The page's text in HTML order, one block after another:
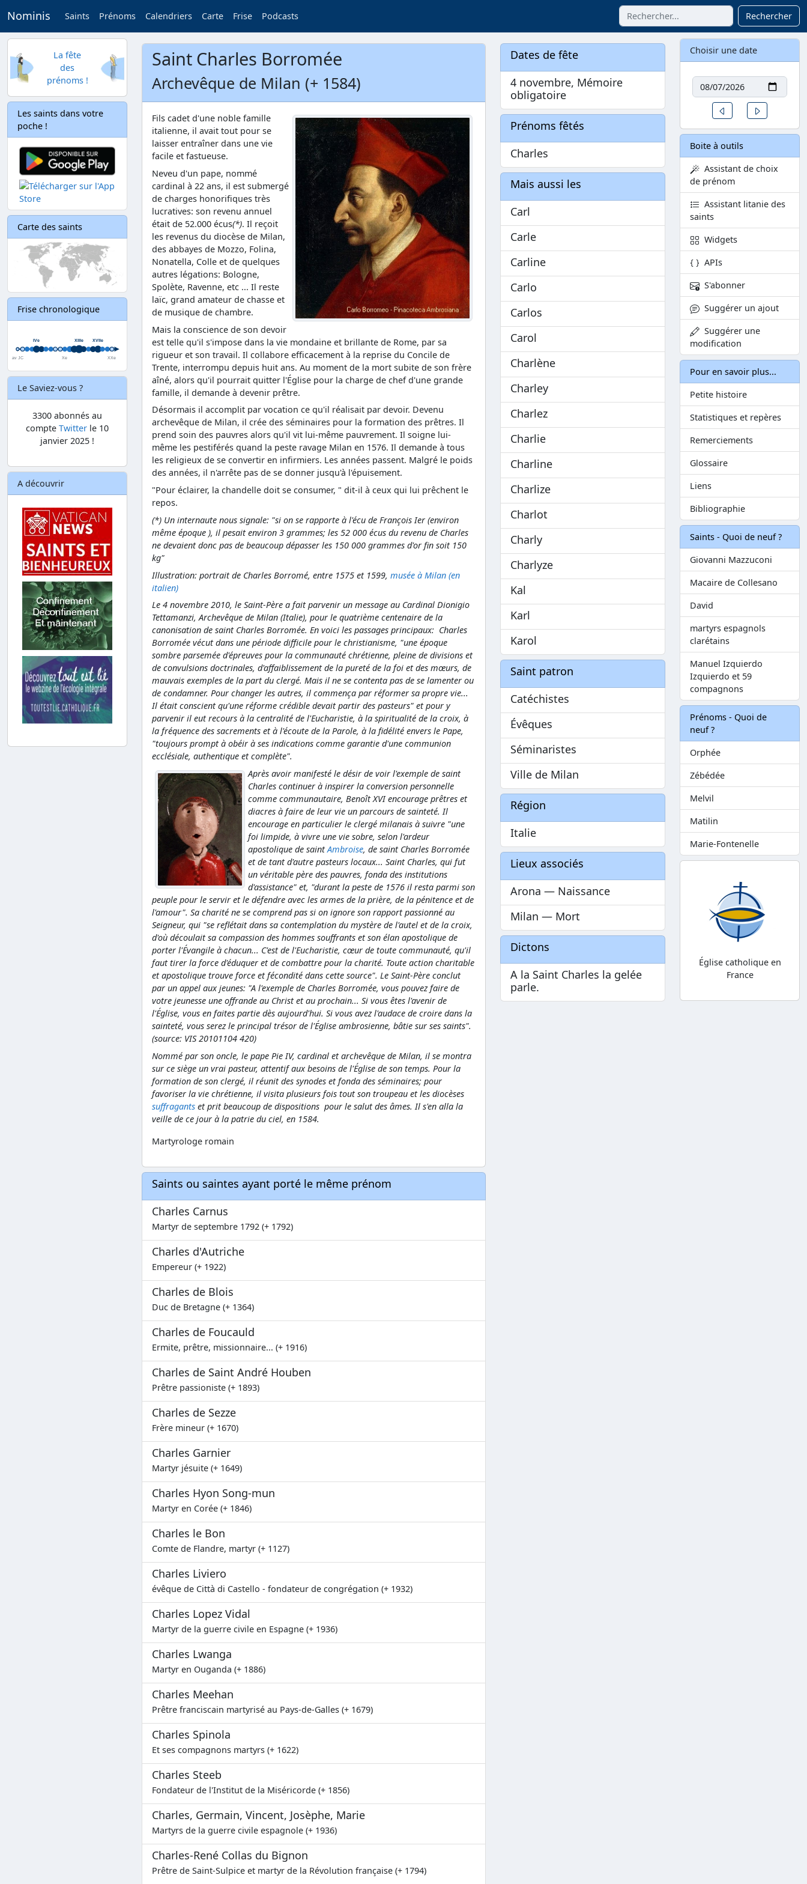
Nominis Saints Prénoms Calendriers Carte Frise Podcasts Rechercher
La fête
des
prénoms !
Les saints dans votre
poche !
Carte des saints
Frise chronologique
Le Saviez-vous ?
3300 abonnés au
compte Twitter le 10
janvier 2025 !
A découvrir
Saint Charles Borromée
Archevêque de Milan (+ 1584)
Fils cadet d'une noble famille
italienne, il avait tout pour se
laisser entraîner dans une vie
facile et fastueuse.
Neveu d'un pape, nommé
cardinal à 22 ans, il est submergé
de charges honorifiques très
lucratives: son revenu annuel
était de 52.000 écus(*). Il reçoit
les revenus du diocèse de Milan,
des abbayes de Mozzo, Folina,
Nonatella, Colle et de quelques
autres légations: Bologne,
Spolète, Ravenne, etc ... Il reste
laïc, grand amateur de chasse et
de musique de chambre.
Mais la conscience de son devoir
est telle qu'il s'impose dans la vie mondaine et brillante de Rome, par sa
rigueur et son travail. Il collabore efficacement à la reprise du Concile de
Trente, interrompu depuis huit ans. Au moment de la mort subite de son frère
aîné, alors qu'il pourrait quitter l'Église pour la charge de chef d'une grande
famille, il demande à devenir prêtre.
Désormais il accomplit par vocation ce qu'il réalisait par devoir. Devenu
archevêque de Milan, il crée des séminaires pour la formation des prêtres. Il
prend soin des pauvres alors qu'il vit lui-même pauvrement. Il soigne lui-
même les pestiférés quand la peste ravage Milan en 1576. Il demande à tous
les religieux de se convertir en infirmiers. Les années passent. Malgré le poids
des années, il n'arrête pas de se donner jusqu'à l'épuisement.
"Pour éclairer, la chandelle doit se consumer, " dit-il à ceux qui lui prêchent le
repos.
(*) Un internaute nous signale: "si on se rapporte à l'écu de François Ier (environ
même époque ), il pesait environ 3 grammes; les 52 000 écus du revenu de Charles
ne devaient donc pas de beaucoup dépasser les 150 000 grammes d'or fin soit 150
kg"
Illustration: portrait de Charles Borromé, entre 1575 et 1599, musée à Milan (en
italien)
Le 4 novembre 2010, le Saint-Père a fait parvenir un message au Cardinal Dionigio
Tettamanzi, Archevêque de Milan (Italie), pour le quatrième centenaire de la
canonisation de saint Charles Borromée. En voici les passages principaux: Charles
Borromée vécut dans une période difficile pour le christianisme, "une époque
sombre parsemée d'épreuves pour la communauté chrétienne, pleine de divisions et
de convulsions doctrinales, d'affaiblissement de la pureté de la foi et des mœurs, de
mauvais exemples de la part du clergé. Mais il ne se contenta pas de se lamenter ou
de condamner. Pour changer les autres, il commença par réformer sa propre vie...
Il était conscient qu'une réforme crédible devait partir des pasteurs" et pour y
parvenir il eut recours à la centralité de l'Eucharistie, à la spiritualité de la croix, à
la fréquence des sacrements et à l'écoute de la Parole, à la fidélité envers le Pape,
"toujours prompt à obéir à ses indications comme garantie d'une communion
ecclésiale, authentique et complète".
Après avoir manifesté le désir de voir l'exemple de saint
Charles continuer à inspirer la conversion personnelle
comme communautaire, Benoît XVI encourage prêtres et
diacres à faire de leur vie un parcours de sainteté. Il
encourage en particulier le clergé milanais à suivre "une
foi limpide, à vivre une vie sobre, selon l'ardeur
apostolique de saintAmbroise, de saint Charles Borromée
et de tant d'autre pasteurs locaux... Saint Charles, qui fut
un véritable père des pauvres, fonda des institutions
d'assistance" et, "durant la peste de 1576 il resta parmi son
peuple pour le servir et le défendre avec les armes de la prière, de la pénitence et de
l'amour". Sa charité ne se comprend pas si on ignore son rapport passionné au
Seigneur, qui "se reflétait dans sa contemplation du mystère de l'autel et de la croix,
d'où découlait sa compassion des hommes souffrants et son élan apostolique de
porter l'Évangile à chacun... C'est de l'Eucharistie, cœur de toute communauté, qu'il
faut tirer la force d'éduquer et de combattre pour la charité. Toute action charitable
et apostolique trouve force et fécondité dans cette source". Le Saint-Père conclut
par un appel aux jeunes: "A l'exemple de Charles Borromée, vous pouvez faire de
votre jeunesse une offrande au Christ et au prochain... Si vous êtes l'avenir de
l'Église, vous en faites partie dès aujourd'hui. Si vous avez l'audace de croire dans la
sainteté, vous serez le principal trésor de l'Église ambrosienne, bâtie sur ses saints".
(source: VIS 20101104 420)
Nommé par son oncle, le pape Pie IV, cardinal et archevêque de Milan, il se montra
sur ce siège un vrai pasteur, attentif aux besoins de l'Église de son temps. Pour la
formation de son clergé, il réunit des synodes et fonda des séminaires; pour
favoriser la vie chrétienne, il visita plusieurs fois tout son troupeau et les diocèses
suffragants et prit beaucoup de dispositions pour le salut des âmes. Il s'en alla la
veille de ce jour à la patrie du ciel, en 1584.
Martyrologe romain
Saints ou saintes ayant porté le même prénom
Charles Carnus
Martyr de septembre 1792 (+ 1792)
Charles d'Autriche
Empereur (+ 1922)
Charles de Blois
Duc de Bretagne (+ 1364)
Charles de Foucauld
Ermite, prêtre, missionnaire... (+ 1916)
Charles de Saint André Houben
Prêtre passioniste (+ 1893)
Charles de Sezze
Frère mineur (+ 1670)
Charles Garnier
Martyr jésuite (+ 1649)
Charles Hyon Song-mun
Martyr en Corée (+ 1846)
Charles le Bon
Comte de Flandre, martyr (+ 1127)
Charles Liviero
évêque de Città di Castello - fondateur de congrégation (+ 1932)
Charles Lopez Vidal
Martyr de la guerre civile en Espagne (+ 1936)
Charles Lwanga
Martyr en Ouganda (+ 1886)
Charles Meehan
Prêtre franciscain martyrisé au Pays-de-Galles (+ 1679)
Charles Spinola
Et ses compagnons martyrs (+ 1622)
Charles Steeb
Fondateur de l'Institut de la Miséricorde (+ 1856)
Charles, Germain, Vincent, Josèphe, Marie
Martyrs de la guerre civile espagnole (+ 1936)
Charles-René Collas du Bignon
Prêtre de Saint-Sulpice et martyr de la Révolution française (+ 1794)
Dates de fête
4 novembre, Mémoire
obligatoire
Prénoms fêtés
Charles
Mais aussi les
Carl
Carle
Carline
Carlo
Carlos
Carol
Charlène
Charley
Charlez
Charlie
Charline
Charlize
Charlot
Charly
Charlyze
Kal
Karl
Karol
Saint patron
Catéchistes
Évêques
Séminaristes
Ville de Milan
Région
Italie
Lieux associés
Arona — Naissance
Milan — Mort
Dictons
A la Saint Charles la gelée
parle.
Choisir une date
Date
Un jour avant
Boite à outils
Assistant de choix
de prénom
Assistant litanie des
saints
Widgets
APIs
S'abonner
Suggérer un ajout
Suggérer une
modification
Pour en savoir plus...
Petite histoire
Statistiques et repères
Remerciements
Glossaire
Liens
Bibliographie
Saints - Quoi de neuf ?
Giovanni Mazzuconi
Macaire de Collesano
David
martyrs espagnols
clarétains
Manuel Izquierdo
Izquierdo et 59
compagnons
Prénoms - Quoi de
neuf ?
Orphée
Zébédée
Melvil
Matilin
Marie-Fontenelle
Église catholique en
France